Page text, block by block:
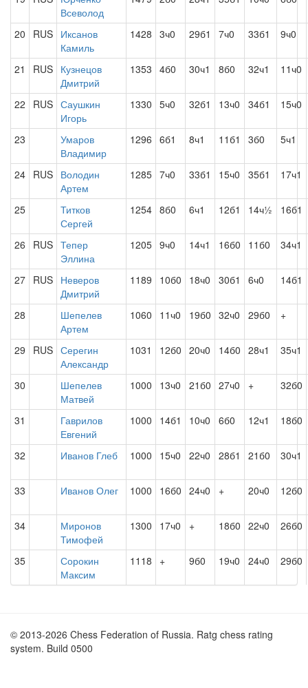
Всеволод
20 RUS Иксанов
Камиль
1428 3ч0 29б1 7ч0 33б1 9ч0
21 RUS Кузнецов
Дмитрий
1353 4б0 30ч1 8б0 32ч1 11ч0
22 RUS Саушкин
Игорь
1330 5ч0 32б1 13ч0 34б1 15ч0
23
Умаров
Владимир
1296 6б1 8ч1 11б1 3б0 5ч1
24 RUS Володин
Артем
1285 7ч0 33б1 15ч0 35б1 17ч1
25
Титков
Сергей
1254 8б0 6ч1 12б1 14ч½ 16б1
26 RUS Тепер
Эллина
1205 9ч0 14ч1 16б0 11б0 34ч1
27 RUS Неверов
Дмитрий
1189 10б0 18ч0 30б1 6ч0 14б1
28
Шепелев
Артем
1060 11ч0 19б0 32ч0 29б0 +
29 RUS Серегин
Александр
1031 12б0 20ч0 14б0 28ч1 35ч1
30
Шепелев
Матвей
1000 13ч0 21б0 27ч0 + 32б0
31
Гаврилов
Евгений
1000 14б1 10ч0 6б0 12ч1 18б0
32 Иванов Глеб 1000 15ч0 22ч0 28б1 21б0 30ч1
33 Иванов Олег 1000 16б0 24ч0 + 20ч0 12б0
34
Миронов
Тимофей
1300 17ч0 + 18б0 22ч0 26б0
35
Сорокин
Максим
1118 + 9б0 19ч0 24ч0 29б0
© 2013-2026 Chess Federation of Russia. Ratg chess rating
system. Build 0500